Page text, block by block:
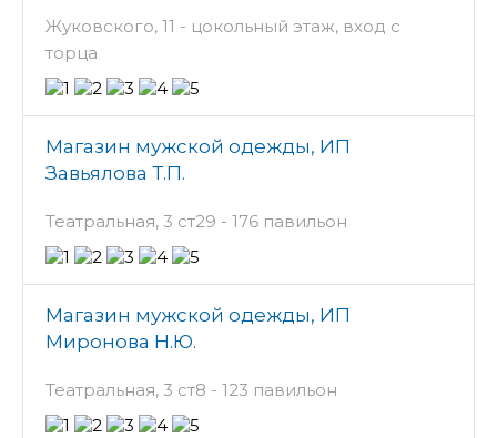
Жуковского, 11 - цокольный этаж, вход с
торца
Магазин мужской одежды, ИП
Завьялова Т.П.
Театральная, 3 ст29 - 176 павильон
Магазин мужской одежды, ИП
Миронова Н.Ю.
Театральная, 3 ст8 - 123 павильон